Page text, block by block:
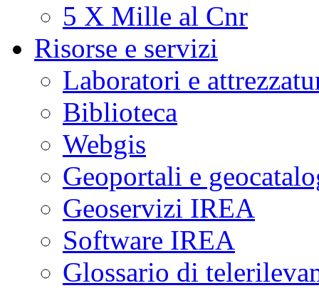
5 X Mille al Cnr
Risorse e servizi
Laboratori e
Biblioteca
Webgis
Geoportali e
Geoservizi IREA
Software IREA
Glossario di